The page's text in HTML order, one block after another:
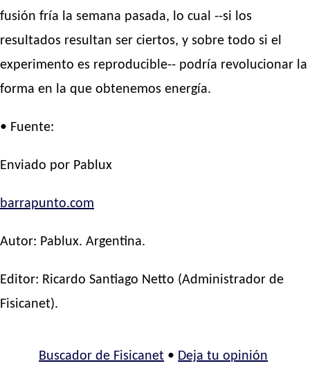
fusión fría la semana pasada, lo cual --si los
resultados resultan ser ciertos, y sobre todo si el
experimento es reproducible-- podría revolucionar la
forma en la que obtenemos energía.
• Fuente:
Enviado por Pablux
barrapunto.com
Autor: Pablux. Argentina.
Editor: Ricardo Santiago Netto (Administrador de
Fisicanet).
Buscador de Fisicanet • Deja tu opinión